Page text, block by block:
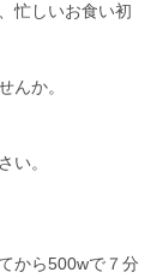
忙しいお食い初
んか。
い。
から500wで７分